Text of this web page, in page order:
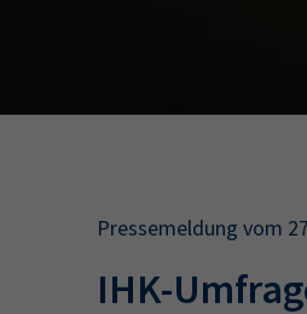
Pressemeldung vom
IHK-